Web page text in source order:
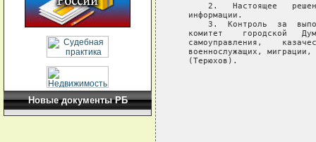
Новые документы РБ
2.   Настоящее
   информации.
3.  Контроль  за
комитет    городской
самоуправления,
военнослужащих,
   (Терюхов).